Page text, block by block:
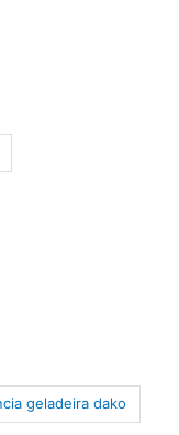
geladeira dako